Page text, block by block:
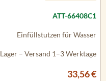
ATT-66408C1
Einfüllstutzen für Wasser
– Versand 1–3 Werktage
33,56 €